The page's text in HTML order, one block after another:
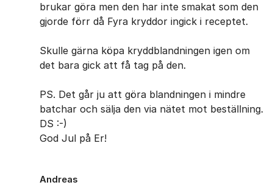
brukar göra men den har inte smakat som den
gjorde förr då Fyra kryddor ingick i receptet.
Skulle gärna köpa kryddblandningen igen om
det bara gick att få tag på den.
PS. Det går ju att göra blandningen i mindre
batchar och sälja den via nätet mot beställning.
DS :-)
God Jul på Er!
Andreas